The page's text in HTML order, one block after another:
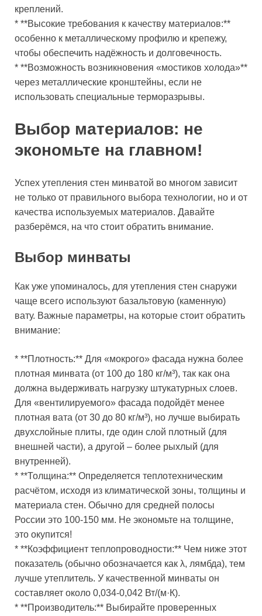
креплений.
* **Высокие требования к качеству материалов:**
особенно к металлическому профилю и крепежу,
чтобы обеспечить надёжность и долговечность.
* **Возможность возникновения «мостиков холода»**
через металлические кронштейны, если не
использовать специальные терморазрывы.
Выбор материалов: не
экономьте на главном!
Успех утепления стен минватой во многом зависит
не только от правильного выбора технологии, но и от
качества используемых материалов. Давайте
разберёмся, на что стоит обратить внимание.
Выбор минваты
Как уже упоминалось, для утепления стен снаружи
чаще всего используют базальтовую (каменную)
вату. Важные параметры, на которые стоит обратить
внимание:
* **Плотность:** Для «мокрого» фасада нужна более
плотная минвата (от 100 до 180 кг/м³), так как она
должна выдерживать нагрузку штукатурных слоев.
Для «вентилируемого» фасада подойдёт менее
плотная вата (от 30 до 80 кг/м³), но лучше выбирать
двухслойные плиты, где один слой плотный (для
внешней части), а другой – более рыхлый (для
внутренней).
* **Толщина:** Определяется теплотехническим
расчётом, исходя из климатической зоны, толщины и
материала стен. Обычно для средней полосы
России это 100-150 мм. Не экономьте на толщине,
это окупится!
* **Коэффициент теплопроводности:** Чем ниже этот
показатель (обычно обозначается как λ, лямбда), тем
лучше утеплитель. У качественной минваты он
составляет около 0,034-0,042 Вт/(м·К).
* **Производитель:** Выбирайте проверенных